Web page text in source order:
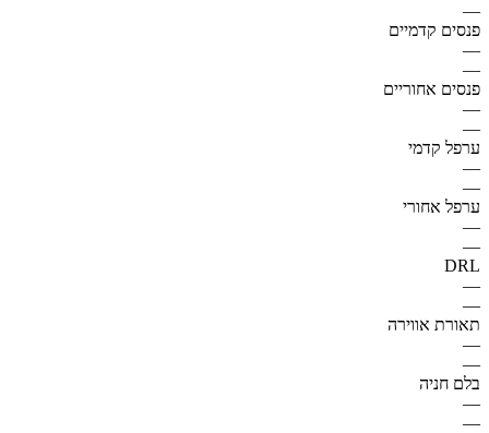
—
פנסים קדמיים
—
—
פנסים אחוריים
—
—
ערפל קדמי
—
—
ערפל אחורי
—
—
DRL
—
—
תאורת אווירה
—
—
בלם חניה
—
—